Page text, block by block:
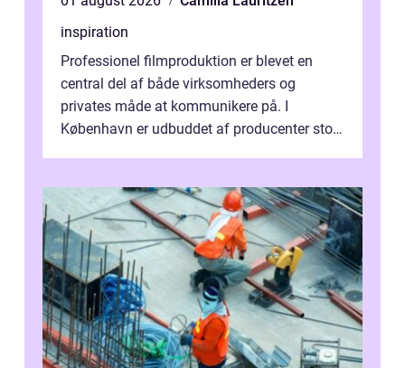
inspiration
Professionel filmproduktion er blevet en
central del af både virksomheders og
privates måde at kommunikere på. I
København er udbuddet af producenter stort,